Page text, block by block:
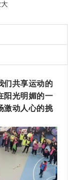
们共享运动的
阳光明媚的一
激动人心的挑